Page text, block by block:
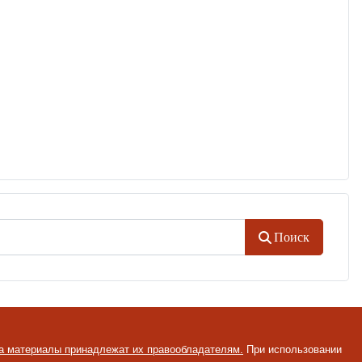
Поиск
материалы принадлежат их правообладателям. При использовании